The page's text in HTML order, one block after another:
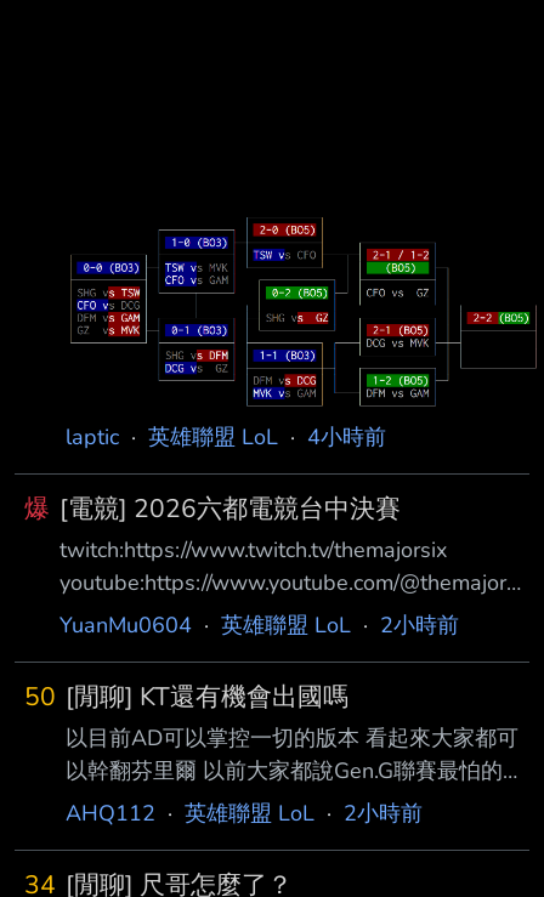
laptic · 英雄聯盟 LoL · 4小時前
爆 [電競] 2026六都電競台中決賽
twitch:https://www.twitch.tv/themajorsix
youtube:https://www.youtube.com/@themajorsi
x 主播賽評:JR/ZOD 賽制:BO5/全局BP 賽程
艾吉歐 2 單單單單單單單單 全場唯二真預言家
細節不夠 瓜中之瓜 一槍穿雲 大巴黎閃電暗殺狼:
夜奏花 (我愛手錶123) 楓棠珍珠奶茶 (Maple) 蛇
老闆 (蛇蛇) 史上最小的志 (阿志) 小魚蛋 (BEBE)
Kaze
YuanMu0604 · 英雄聯盟 LoL · 2小時前
50 [閒聊] KT還有機會出國嗎
以目前AD可以掌控一切的版本 看起來大家都可
以幹翻芬里爾 以前大家都說Gen.G聯賽最怕的隊
伍是KT 因為你永遠不知道KT的上限 目前以AD
剛剛也是輾壓了 HLE還有MSI冠軍 這樣今年KT
AHQ112 · 英雄聯盟 LoL · 2小時前
34 [閒聊] 尺哥怎麼了？